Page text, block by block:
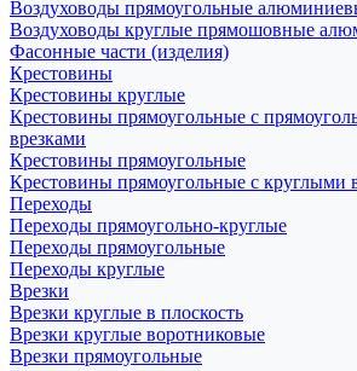
Воздуховоды прямоугольные
Воздуховоды круглые прямошовные
Фасонные части (изделия)
Крестовины
Крестовины круглые
Крестовины прямоугольные с
врезками
Крестовины прямоугольные
Крестовины прямоугольные с круглыми
Переходы
Переходы прямоугольно-круглые
Переходы прямоугольные
Переходы круглые
Врезки
Врезки круглые в плоскость
Врезки круглые воротниковые
Врезки прямоугольные